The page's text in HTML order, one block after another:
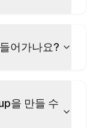
어가나요?
을 만들 수